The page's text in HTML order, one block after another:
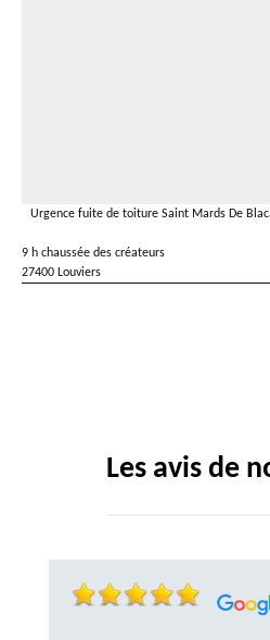
Urgence fuite de toiture Saint Mards De
9 h chaussée des créateurs
27400 Louviers
Les avis de